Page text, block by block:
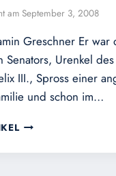
am September 3, 2008
Greschner Er war
Senators, Urenkel
III., Spross einer
und schon im…
DER
PAPST